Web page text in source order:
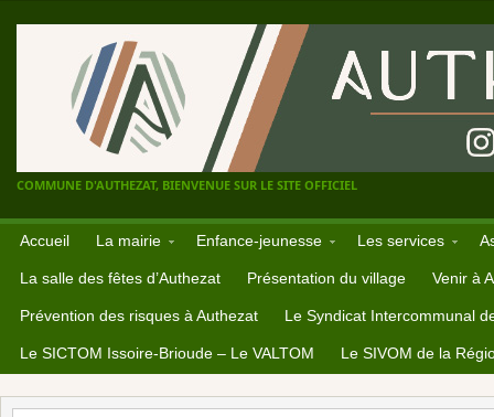
COMMUNE D'AUTHEZAT, BIENVENUE SUR LE SITE OFFICIEL
Accueil La mairie Enfance-jeunesse Les services
La salle des fêtes d’Authezat Présentation du village Venir à
Prévention des risques à Authezat Le Syndicat Intercommunal
Le SICTOM Issoire-Brioude – Le VALTOM Le SIVOM de la